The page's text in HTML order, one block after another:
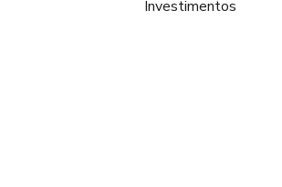
Investimentos